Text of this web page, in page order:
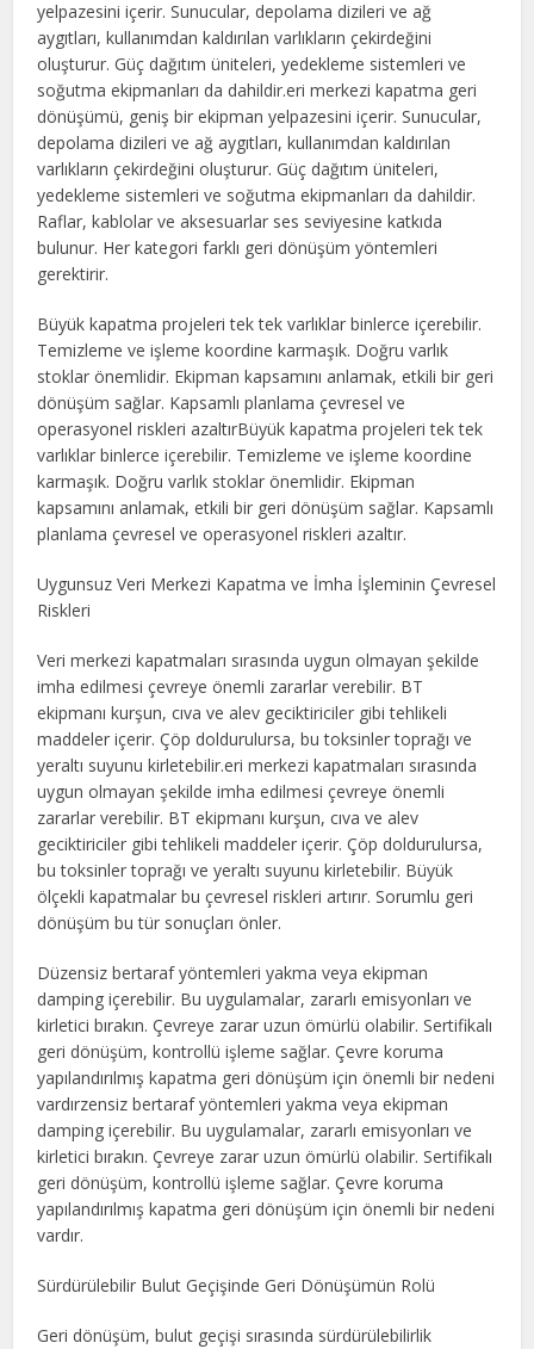
yelpazesini içerir. Sunucular, depolama dizileri ve ağ
aygıtları, kullanımdan kaldırılan varlıkların çekirdeğini
oluşturur. Güç dağıtım üniteleri, yedekleme sistemleri ve
soğutma ekipmanları da dahildir.eri merkezi kapatma geri
dönüşümü, geniş bir ekipman yelpazesini içerir. Sunucular,
depolama dizileri ve ağ aygıtları, kullanımdan kaldırılan
varlıkların çekirdeğini oluşturur. Güç dağıtım üniteleri,
yedekleme sistemleri ve soğutma ekipmanları da dahildir.
Raflar, kablolar ve aksesuarlar ses seviyesine katkıda
bulunur. Her kategori farklı geri dönüşüm yöntemleri
gerektirir.
Büyük kapatma projeleri tek tek varlıklar binlerce içerebilir.
Temizleme ve işleme koordine karmaşık. Doğru varlık
stoklar önemlidir. Ekipman kapsamını anlamak, etkili bir geri
dönüşüm sağlar. Kapsamlı planlama çevresel ve
operasyonel riskleri azaltırBüyük kapatma projeleri tek tek
varlıklar binlerce içerebilir. Temizleme ve işleme koordine
karmaşık. Doğru varlık stoklar önemlidir. Ekipman
kapsamını anlamak, etkili bir geri dönüşüm sağlar. Kapsamlı
planlama çevresel ve operasyonel riskleri azaltır.
Uygunsuz Veri Merkezi Kapatma ve İmha İşleminin Çevresel
Riskleri
Veri merkezi kapatmaları sırasında uygun olmayan şekilde
imha edilmesi çevreye önemli zararlar verebilir. BT
ekipmanı kurşun, cıva ve alev geciktiriciler gibi tehlikeli
maddeler içerir. Çöp doldurulursa, bu toksinler toprağı ve
yeraltı suyunu kirletebilir.eri merkezi kapatmaları sırasında
uygun olmayan şekilde imha edilmesi çevreye önemli
zararlar verebilir. BT ekipmanı kurşun, cıva ve alev
geciktiriciler gibi tehlikeli maddeler içerir. Çöp doldurulursa,
bu toksinler toprağı ve yeraltı suyunu kirletebilir. Büyük
ölçekli kapatmalar bu çevresel riskleri artırır. Sorumlu geri
dönüşüm bu tür sonuçları önler.
Düzensiz bertaraf yöntemleri yakma veya ekipman
damping içerebilir. Bu uygulamalar, zararlı emisyonları ve
kirletici bırakın. Çevreye zarar uzun ömürlü olabilir. Sertifikalı
geri dönüşüm, kontrollü işleme sağlar. Çevre koruma
yapılandırılmış kapatma geri dönüşüm için önemli bir nedeni
vardırzensiz bertaraf yöntemleri yakma veya ekipman
damping içerebilir. Bu uygulamalar, zararlı emisyonları ve
kirletici bırakın. Çevreye zarar uzun ömürlü olabilir. Sertifikalı
geri dönüşüm, kontrollü işleme sağlar. Çevre koruma
yapılandırılmış kapatma geri dönüşüm için önemli bir nedeni
vardır.
Sürdürülebilir Bulut Geçişinde Geri Dönüşümün Rolü
Geri dönüşüm, bulut geçişi sırasında sürdürülebilirlik